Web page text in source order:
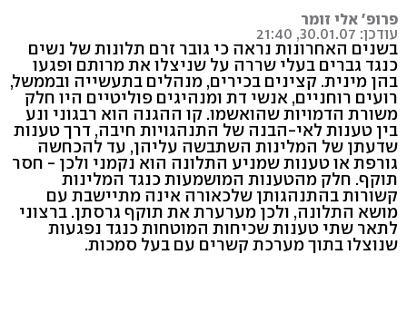
פרופ' אלי זומר
עודכן: 30.01.07, 21:40
בשנים האחרונות נראה כי גובר זרם תלונות של נשים
כנגד גברים בעלי שררה על שניצלו את מרותם ופגעו
בהן מינית. קצינים בכירים, מנהלים בתעשייה ובממשל,
רועים רוחניים, אנשי דת ומנהיגים פוליטיים היו חלק
משורת הדמויות שהואשמו. קו ההגנה הוא רבגוני ונע
בין טענות לאי-הבנה של התנהגויות חיבה, דרך טענות
שדעתן של המלינות השתבשה עליהן, עד להכחשה
גורפת או טענות שמניע התלונה הוא נקמני ולכן - חסר
תוקף. חלק מהטענות המושמעות כנגד המלינות
קשורות בהתנהגותן שלכאורה אינה מתיישבת עם
מושא התלונה, ולכן מערערת את תוקף גרסתן. ברצוני
לתאר שתי טענות שכיחות המוטחות כנגד נפגעות
שנוצלו בתוך מערכת קשרים עם בעל סמכות.